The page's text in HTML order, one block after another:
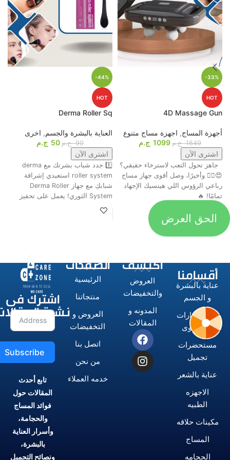
-33%
HOT
4D Massage Gun
أجهزة المساج, اجهزة مساج متنوع
1649 ج.م 1099 ج.م
اشترى الآن
جاهز تحول التعب لاسترخاء حقيقي؟
😍💆‍♂️ وأخيرًا، وصل أقوى جهاز مساج
رباعي الرؤوس اللي هينسيك الإجهاد
تمامًا! 🔥
-44%
HOT
Derma Roller Sq
العناية بالبشرة والجسم, اخرى
90 ج.م 50 ج.م
اشترى الآن
1️⃣ جدد شباب بشرتك مع derma
roller system استعيدي إشراقة
شبابكِ مع جهاز Derma Roller
System الثوري! يعمل على تحفيز
أقسامنا
عناية بالبشرة
و الجسم
الاستشوارات
و المكاوى
مستحضرات
تجميل
عناية بالشعر
الاجهزه
الطبيه
مكينات حلاقه
المساج
الحجامه
اكتشف
العروض
والتخفيضات
المدونه و
المقالات
الصفحات
الرئيسية
منتجاتنا
العروض و
التخفيضات
اتصل بنا
من نحن
خدمه العملاء
الحق العرض
اشترك فى
نشرة
Subscribe
تابع أحدث
المقالات حول
فوائد المساج
والحجامة،
وأسرار العناية
بالبشرة،
ونصائح التجميل